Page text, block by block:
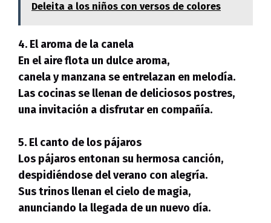
Deleita a los niños con versos de colores
4. El aroma de la canela
En el aire flota un dulce aroma,
canela y manzana se entrelazan en melodía.
Las cocinas se llenan de deliciosos postres,
una invitación a disfrutar en compañía.
5. El canto de los pájaros
Los pájaros entonan su hermosa canción,
despidiéndose del verano con alegría.
Sus trinos llenan el cielo de magia,
anunciando la llegada de un nuevo día.